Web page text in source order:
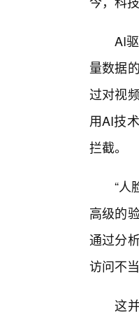
AI
量数据
过对视
用AI技
拦截。
“人
高级的
通过分
访问不
这